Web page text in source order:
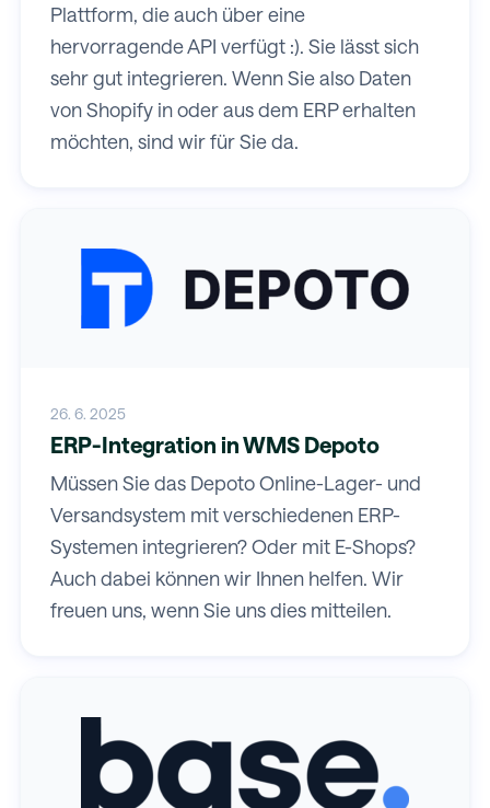
Plattform, die auch über eine
hervorragende API verfügt :). Sie lässt sich
sehr gut integrieren. Wenn Sie also Daten
von Shopify in oder aus dem ERP erhalten
möchten, sind wir für Sie da.
26. 6. 2025
ERP-Integration in WMS Depoto
Müssen Sie das Depoto Online-Lager- und
Versandsystem mit verschiedenen ERP-
Systemen integrieren? Oder mit E-Shops?
Auch dabei können wir Ihnen helfen. Wir
freuen uns, wenn Sie uns dies mitteilen.